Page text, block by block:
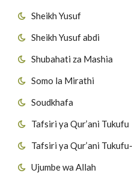
Sheikh Yusuf
Sheikh Yusuf abdi
Shubahati za Mashia
Somo la Mirathi
Soudkhafa
Tafsiri ya Qur’ani Tukufu
Tafsiri ya Qur’ani
Ujumbe wa Allah